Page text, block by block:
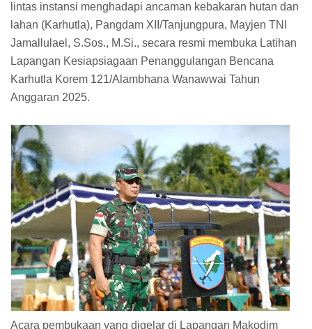
lintas instansi menghadapi ancaman kebakaran hutan dan
lahan (Karhutla), Pangdam XII/Tanjungpura, Mayjen TNI
Jamallulael, S.Sos., M.Si., secara resmi membuka Latihan
Lapangan Kesiapsiagaan Penanggulangan Bencana
Karhutla Korem 121/Alambhana Wanawwai Tahun
Anggaran 2025.
Acara pembukaan yang digelar di Lapangan Makodim